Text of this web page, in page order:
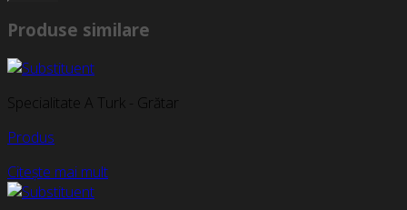
Produse similare
Specialitate A Turk - Grătar
Produs
Citește mai mult